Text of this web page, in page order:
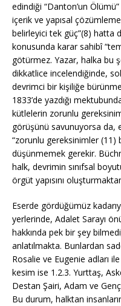
edindiği “Danton’un
içerik ve yapısal
belirleyici tek güç”(8) hatta
konusunda karar sahibî
götürmez. Yazar, halka bu
dikkatlice incelendiğinde,
devrimci bir kişiliğe
1833’de yazdığı
kütlelerin zorunlu
görüşünü savunuyorsa da,
“zorunlu gereksinimler (11)
düşünmemek gerekir.
halk, devrimin sınıfsal
örgüt yapısını
Eserde gördüğümüz
yerlerinde, Adalet Sarayı
hakkında pek bir şey
anlatılmakta. Bunlardan
Rosalie ve Eugenie adları
kesim ise 1.2.3. Yurttaş,
Destan Şairi, Adam ve
Bu durum, halktan